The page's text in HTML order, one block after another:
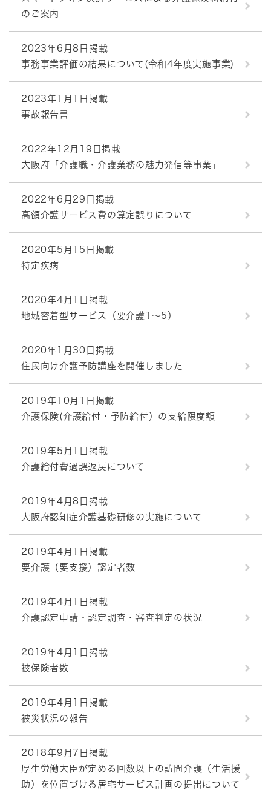
のご案内
2023年6月8日掲載
事務事業評価の結果について(令和4年度実施事業)
2023年1月1日掲載
事故報告書
2022年12月19日掲載
大阪府「介護職・介護業務の魅力発信等事業」
2022年6月29日掲載
高額介護サービス費の算定誤りについて
2020年5月15日掲載
特定疾病
2020年4月1日掲載
地域密着型サービス（要介護1～5）
2020年1月30日掲載
住民向け介護予防講座を開催しました
2019年10月1日掲載
介護保険(介護給付・予防給付）の支給限度額
2019年5月1日掲載
介護給付費過誤返戻について
2019年4月8日掲載
大阪府認知症介護基礎研修の実施について
2019年4月1日掲載
要介護（要支援）認定者数
2019年4月1日掲載
介護認定申請・認定調査・審査判定の状況
2019年4月1日掲載
被保険者数
2019年4月1日掲載
被災状況の報告
2018年9月7日掲載
厚生労働大臣が定める回数以上の訪問介護（生活援
助）を位置づける居宅サービス計画の提出について